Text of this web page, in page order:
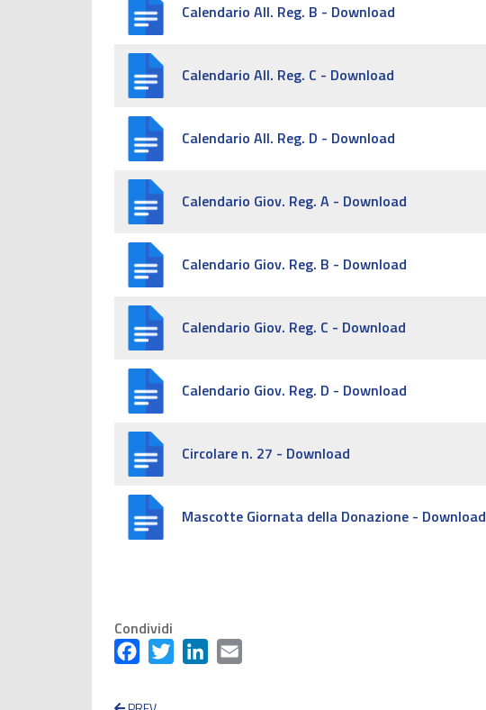
Calendario All. Reg. B - Download
Calendario All. Reg. C - Download
Calendario All. Reg. D - Download
Calendario Giov. Reg. A - Download
Calendario Giov. Reg. B - Download
Calendario Giov. Reg. C - Download
Calendario Giov. Reg. D - Download
Circolare n. 27 - Download
Mascotte Giornata della Donazione - Download
Condividi
FacebookTwitter LinkedIn